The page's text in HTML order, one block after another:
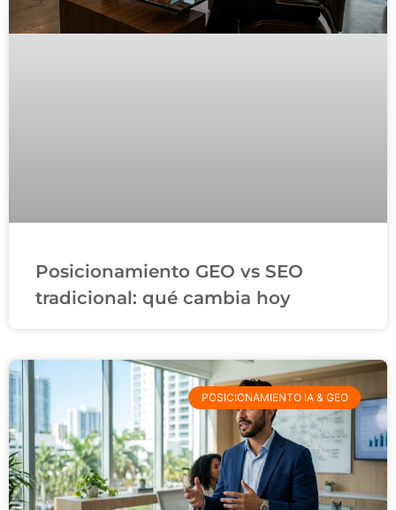
Posicionamiento GEO vs SEO
tradicional: qué cambia hoy
POSICIONAMIENTO IA & GEO